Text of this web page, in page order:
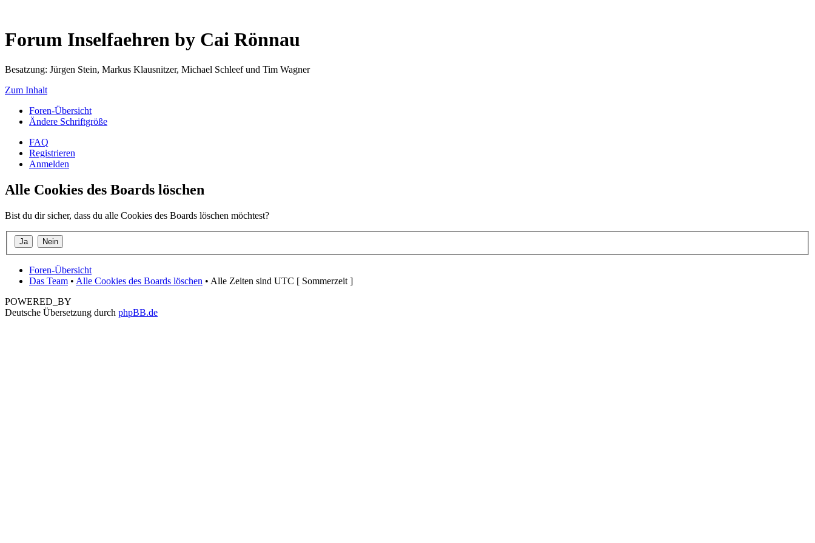
Forum Inselfaehren by Cai Rönnau
Besatzung: Jürgen Stein, Markus Klausnitzer, Michael Schleef und Tim Wagner
Zum Inhalt
Foren-Übersicht
Ändere Schriftgröße
FAQ
Registrieren
Anmelden
Alle Cookies des Boards löschen
Bist du dir sicher, dass du alle Cookies des Boards löschen möchtest?
Foren-Übersicht
Das Team • Alle Cookies des Boards löschen • Alle Zeiten sind UTC [ Sommerzeit ]
POWERED_BY
Deutsche Übersetzung durch phpBB.de